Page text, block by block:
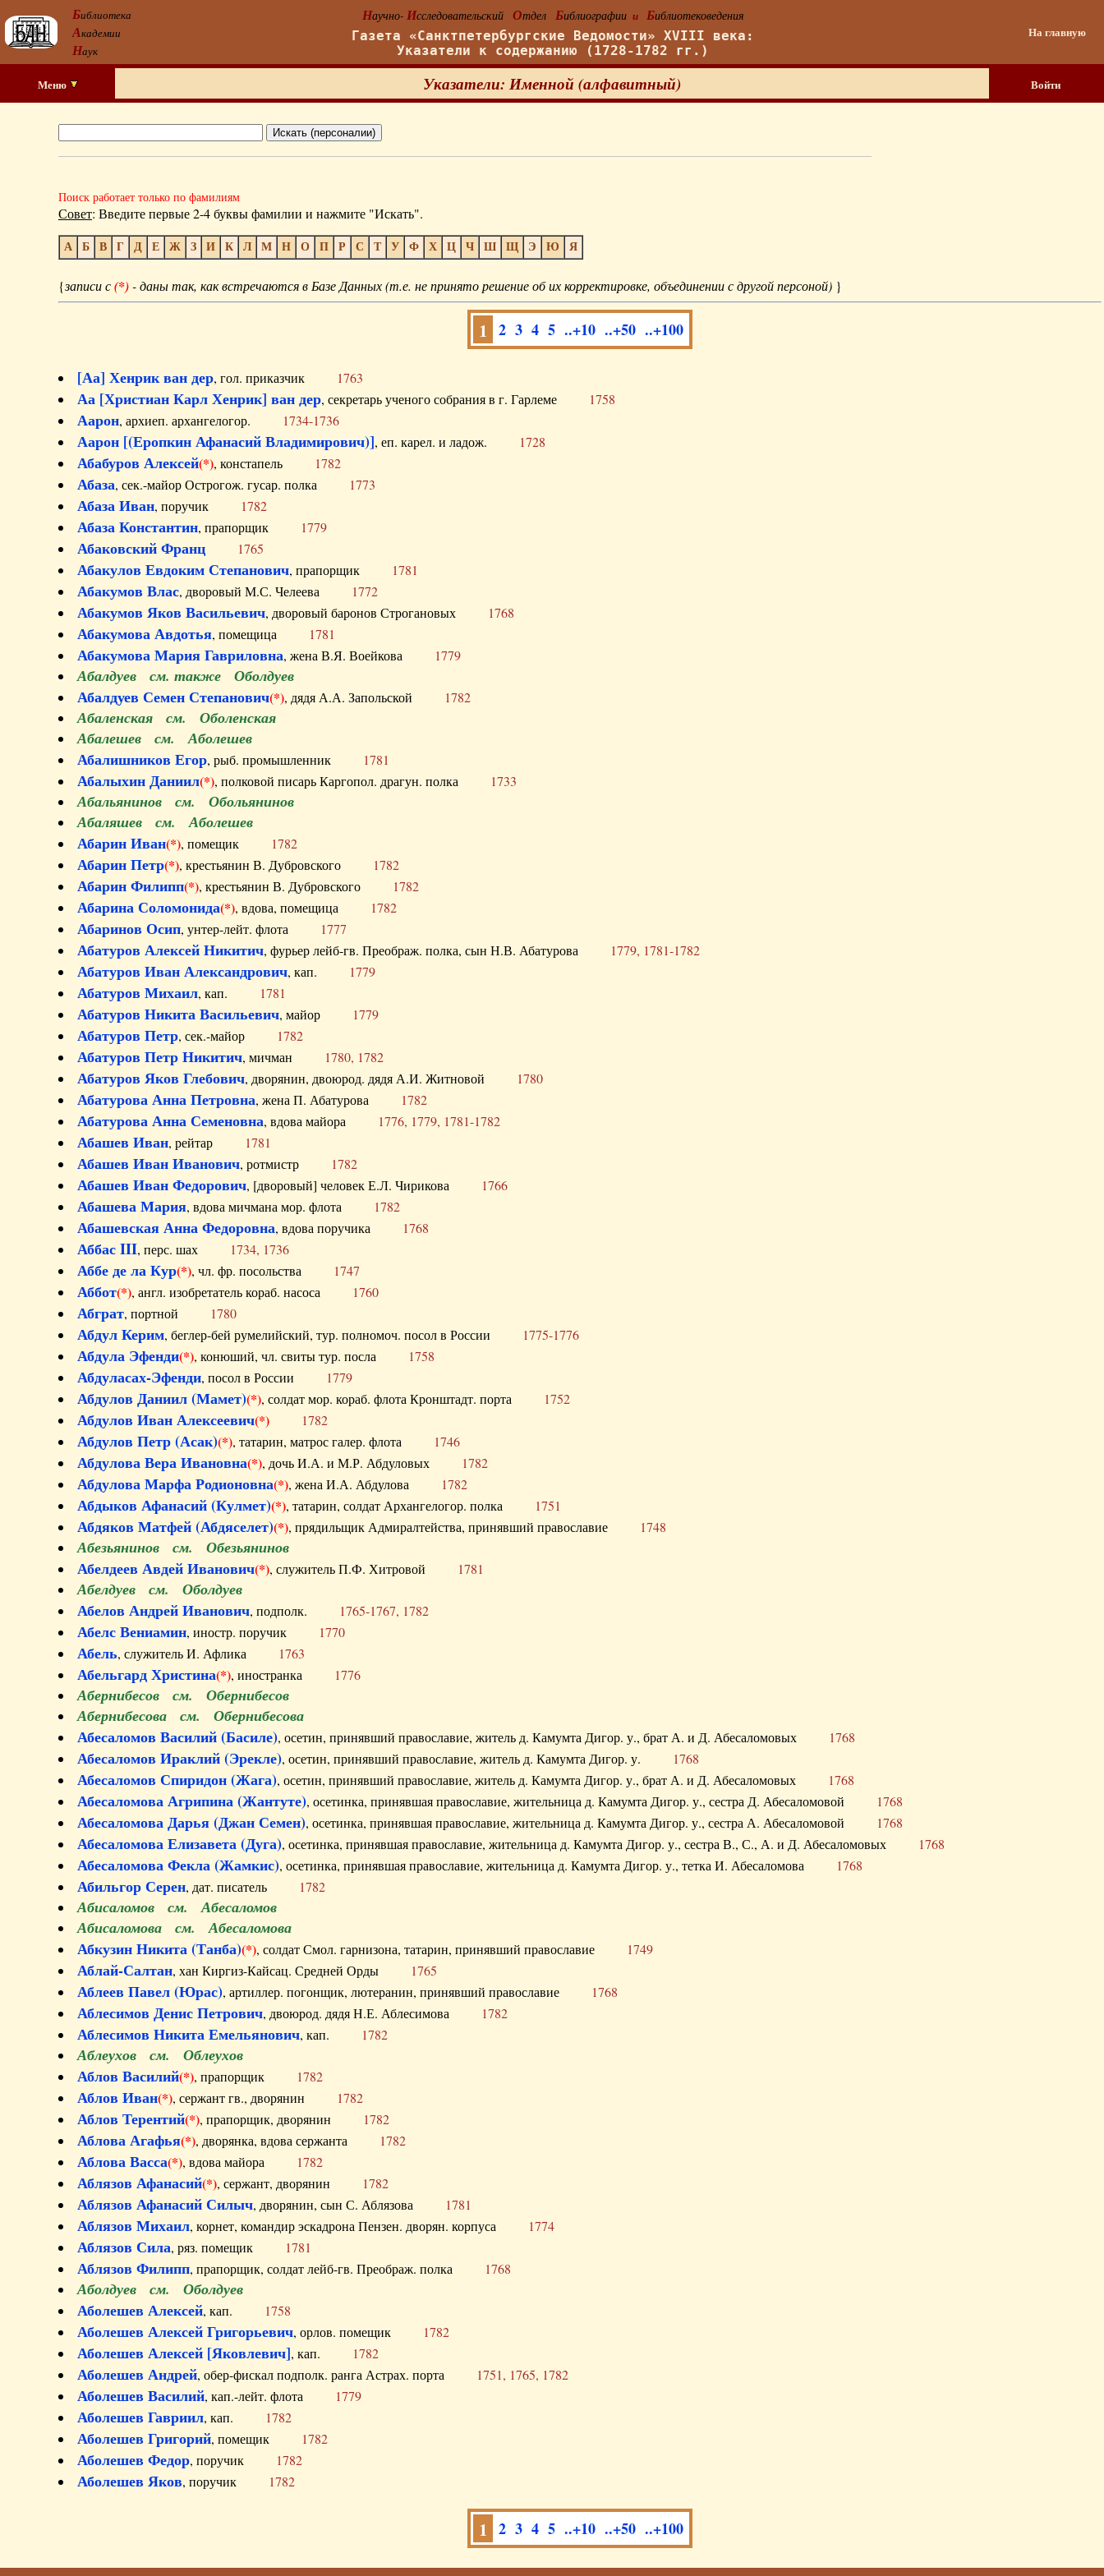
Библиотека
Академии
Наук
Научно- Исследовательский Отдел Библиографии и Библиотековедения
Газета «Санктпетербургские Ведомости» XVIII века:
Указатели к содержанию (1728-1782 гг.)
На главную
Меню Указатели: Именной (алфавитный) Войти
Поиск работает только по фамилиям
Совет: Введите первые 2-4 буквы фамилии и нажмите "Искать".
А Б В Г Д Е Ж З И К Л М Н О П Р С Т У Ф Х Ц Ч Ш Щ Э Ю Я
{записи с(*)- даны так, как встречаются в Базе Данных (т.е. не принято решение об их корректировке, объединении с другой персоной) }
1 2 3 4 5 ..+10 ..+50 ..+100
[Аа] Хенрик ван дер, гол. приказчик 1763
Аа [Христиан Карл Хенрик] ван дер, секретарь ученого собрания в г. Гарлеме 1758
Аарон, архиеп. архангелогор. 1734-1736
Аарон [(Еропкин Афанасий Владимирович)], еп. карел. и ладож. 1728
Абабуров Алексей(*), констапель 1782
Абаза, сек.-майор Острогож. гусар. полка 1773
Абаза Иван, поручик 1782
Абаза Константин, прапорщик 1779
Абаковский Франц 1765
Абакулов Евдоким Степанович, прапорщик 1781
Абакумов Влас, дворовый М.С. Челеева 1772
Абакумов Яков Васильевич, дворовый баронов Строгановых 1768
Абакумова Авдотья, помещица 1781
Абакумова Мария Гавриловна, жена В.Я. Воейкова 1779
Абалдуев см. также Оболдуев
Абалдуев Семен Степанович(*), дядя А.А. Запольской 1782
Абаленская см. Оболенская
Абалешев см. Аболешев
Абалишников Егор, рыб. промышленник 1781
Абалыхин Даниил(*), полковой писарь Каргопол. драгун. полка 1733
Абальянинов см. Обольянинов
Абаляшев см. Аболешев
Абарин Иван(*), помещик 1782
Абарин Петр(*), крестьянин В. Дубровского 1782
Абарин Филипп(*), крестьянин В. Дубровского 1782
Абарина Соломонида(*), вдова, помещица 1782
Абаринов Осип, унтер-лейт. флота 1777
Абатуров Алексей Никитич, фурьер лейб-гв. Преображ. полка, сын Н.В. Абатурова 1779, 1781-1782
Абатуров Иван Александрович, кап. 1779
Абатуров Михаил, кап. 1781
Абатуров Никита Васильевич, майор 1779
Абатуров Петр, сек.-майор 1782
Абатуров Петр Никитич, мичман 1780, 1782
Абатуров Яков Глебович, дворянин, двоюрод. дядя А.И. Житновой 1780
Абатурова Анна Петровна, жена П. Абатурова 1782
Абатурова Анна Семеновна, вдова майора 1776, 1779, 1781-1782
Абашев Иван, рейтар 1781
Абашев Иван Иванович, ротмистр 1782
Абашев Иван Федорович, [дворовый] человек Е.Л. Чирикова 1766
Абашева Мария, вдова мичмана мор. флота 1782
Абашевская Анна Федоровна, вдова поручика 1768
Аббас III, перс. шах 1734, 1736
Аббе де ла Кур(*), чл. фр. посольства 1747
Аббот(*), англ. изобретатель кораб. насоса 1760
Абграт, портной 1780
Абдул Керим, беглер-бей румелийский, тур. полномоч. посол в России 1775-1776
Абдула Эфенди(*), конюший, чл. свиты тур. посла 1758
Абдуласах-Эфенди, посол в России 1779
Абдулов Даниил (Мамет)(*), солдат мор. кораб. флота Кронштадт. порта 1752
Абдулов Иван Алексеевич(*) 1782
Абдулов Петр (Асак)(*), татарин, матрос галер. флота 1746
Абдулова Вера Ивановна(*), дочь И.А. и М.Р. Абдуловых 1782
Абдулова Марфа Родионовна(*), жена И.А. Абдулова 1782
Абдыков Афанасий (Кулмет)(*), татарин, солдат Архангелогор. полка 1751
Абдяков Матфей (Абдяселет)(*), прядильщик Адмиралтейства, принявший православие 1748
Абезьянинов см. Обезьянинов
Абелдеев Авдей Иванович(*), служитель П.Ф. Хитровой 1781
Абелдуев см. Оболдуев
Абелов Андрей Иванович, подполк. 1765-1767, 1782
Абелс Вениамин, иностр. поручик 1770
Абель, служитель И. Афлика 1763
Абельгард Христина(*), иностранка 1776
Абернибесов см. Обернибесов
Абернибесова см. Обернибесова
Абесаломов Василий (Басиле), осетин, принявший православие, житель д. Камумта Дигор. у., брат А. и Д. Абесаломовых 1768
Абесаломов Ираклий (Эрекле), осетин, принявший православие, житель д. Камумта Дигор. у. 1768
Абесаломов Спиридон (Жага), осетин, принявший православие, житель д. Камумта Дигор. у., брат А. и Д. Абесаломовых 1768
Абесаломова Агрипина (Жантуте), осетинка, принявшая православие, жительница д. Камумта Дигор. у., сестра Д. Абесаломовой 1768
Абесаломова Дарья (Джан Семен), осетинка, принявшая православие, жительница д. Камумта Дигор. у., сестра А. Абесаломовой 1768
Абесаломова Елизавета (Дуга), осетинка, принявшая православие, жительница д. Камумта Дигор. у., сестра В., С., А. и Д. Абесаломовых 1768
Абесаломова Фекла (Жамкис), осетинка, принявшая православие, жительница д. Камумта Дигор. у., тетка И. Абесаломова 1768
Абильгор Серен, дат. писатель 1782
Абисаломов см. Абесаломов
Абисаломова см. Абесаломова
Абкузин Никита (Танба)(*), солдат Смол. гарнизона, татарин, принявший православие 1749
Аблай-Салтан, хан Киргиз-Кайсац. Средней Орды 1765
Аблеев Павел (Юрас), артиллер. погонщик, лютеранин, принявший православие 1768
Аблесимов Денис Петрович, двоюрод. дядя Н.Е. Аблесимова 1782
Аблесимов Никита Емельянович, кап. 1782
Аблеухов см. Облеухов
Аблов Василий(*), прапорщик 1782
Аблов Иван(*), сержант гв., дворянин 1782
Аблов Терентий(*), прапорщик, дворянин 1782
Аблова Агафья(*), дворянка, вдова сержанта 1782
Аблова Васса(*), вдова майора 1782
Аблязов Афанасий(*), сержант, дворянин 1782
Аблязов Афанасий Силыч, дворянин, сын С. Аблязова 1781
Аблязов Михаил, корнет, командир эскадрона Пензен. дворян. корпуса 1774
Аблязов Сила, ряз. помещик 1781
Аблязов Филипп, прапорщик, солдат лейб-гв. Преображ. полка 1768
Аболдуев см. Оболдуев
Аболешев Алексей, кап. 1758
Аболешев Алексей Григорьевич, орлов. помещик 1782
Аболешев Алексей [Яковлевич], кап. 1782
Аболешев Андрей, обер-фискал подполк. ранга Астрах. порта 1751, 1765, 1782
Аболешев Василий, кап.-лейт. флота 1779
Аболешев Гавриил, кап. 1782
Аболешев Григорий, помещик 1782
Аболешев Федор, поручик 1782
Аболешев Яков, поручик 1782
1 2 3 4 5 ..+10 ..+50 ..+100